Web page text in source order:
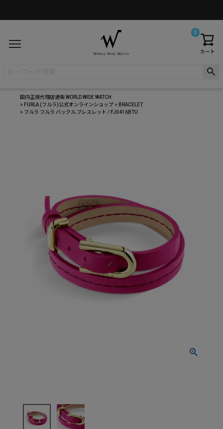
カート
0
国内正規代理店通販 WORLD WIDE WATCH
FURLA (フルラ)公式オンラインショップ
BRACELET
フルラ フルラ バックル ブレスレット / FJ0416BTU